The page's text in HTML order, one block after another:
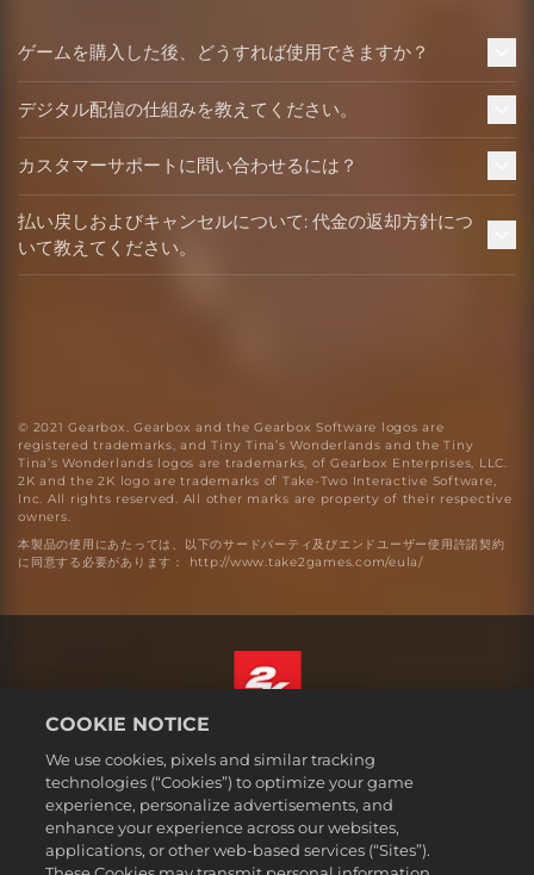
ゲームを購入した後、どうすれば使用できますか？
デジタル配信の仕組みを教えてください。
カスタマーサポートに問い合わせるには？
払い戻しおよびキャンセルについて: 代金の返却方針につ
いて教えてください。
© 2021 Gearbox. Gearbox and the Gearbox Software logos are
registered trademarks, and Tiny Tina’s Wonderlands and the Tiny
Tina’s Wonderlands logos are trademarks, of Gearbox Enterprises, LLC.
2K and the 2K logo are trademarks of Take-Two Interactive Software,
Inc. All rights reserved. All other marks are property of their respective
owners.
本製品の使用にあたっては、以下のサードパーティ及びエンドユーザー使用許諾契約
に同意する必要があります： http://www.take2games.com/eula/
法務表記
プライバシーポリシー
クッキーポリシー
日本語
COOKIE NOTICE
We use cookies, pixels and similar tracking
technologies (“Cookies”) to optimize your game
experience, personalize advertisements, and
enhance your experience across our websites,
applications, or other web-based services (“Sites”).